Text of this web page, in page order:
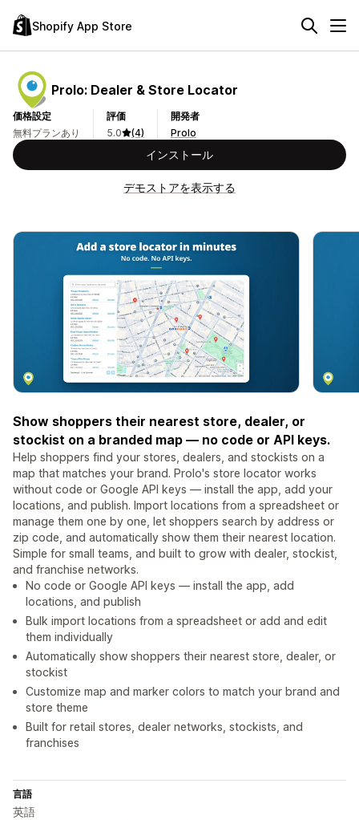
Shopify App Store
Prolo: Dealer & Store Locator
価格設定
無料プランあり
評価
5.0
(4)
開発者
Prolo
インストール
デモストアを表示する
Show shoppers their nearest store, dealer, or
stockist on a branded map — no code or API keys.
Help shoppers find your stores, dealers, and stockists on a
map that matches your brand. Prolo's store locator works
without code or Google API keys — install the app, add your
locations, and publish. Import locations from a spreadsheet or
manage them one by one, let shoppers search by address or
zip code, and automatically show them their nearest location.
Simple for small teams, and built to grow with dealer, stockist,
and franchise networks.
No code or Google API keys — install the app, add
locations, and publish
Bulk import locations from a spreadsheet or add and edit
them individually
Automatically show shoppers their nearest store, dealer, or
stockist
Customize map and marker colors to match your brand and
store theme
Built for retail stores, dealer networks, stockists, and
franchises
言語
英語